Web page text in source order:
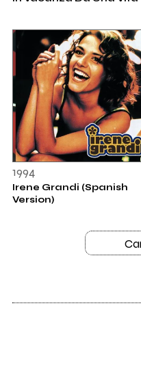
1994
Irene Grandi (Spanish
Version)